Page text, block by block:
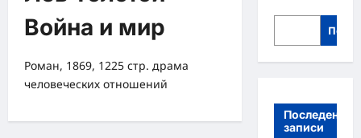
Война и мир
Роман, 1869, 1225 стр. драма
человеческих отношений
Поиск
Последение
записи